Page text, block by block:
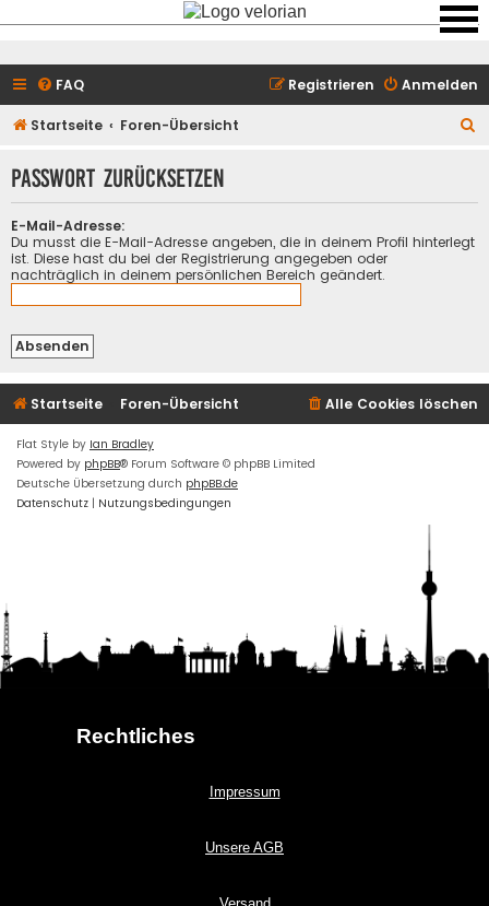
FAQ Anmelden
Registrieren
Startseite Foren-Übersicht
h
Passwort zurücksetzen
E-Mail-Adresse:
Du musst die E-Mail-Adresse angeben, die in deinem Profil hinterlegt
ist. Diese hast du bei der Registrierung angegeben oder
nachträglich in deinem persönlichen Bereich geändert.
Startseite Foren-Übersicht Alle Cookies löschen
Flat Style by Ian Bradley
Powered by phpBB® Forum Software © phpBB Limited
Deutsche Übersetzung durch phpBB.de
Datenschutz | Nutzungsbedingungen
Rechtliches
Impressum
Unsere AGB